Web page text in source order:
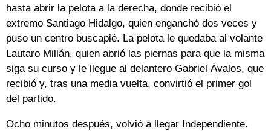
hasta abrir la pelota a la derecha, donde recibió el
extremo Santiago Hidalgo, quien enganchó dos veces y
puso un centro buscapié. La pelota le quedaba al volante
Lautaro Millán, quien abrió las piernas para que la misma
siga su curso y le llegue al delantero Gabriel Ávalos, que
recibió y, tras una media vuelta, convirtió el primer gol
del partido.
Ocho minutos después, volvió a llegar Independiente.